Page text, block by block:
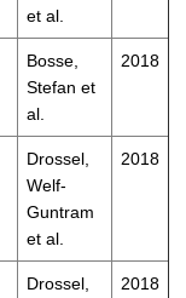
et al.
Bosse,
Stefan et
al.
2018
Drossel,
Welf-
Guntram
et al.
2018
Drossel,
2018